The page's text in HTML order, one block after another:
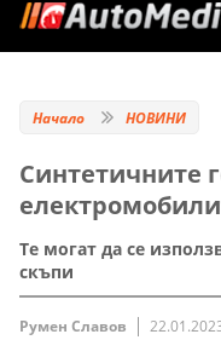
Начало НОВИНИ
Синтетичните
Те могат да се
скъпи
Румен Славов